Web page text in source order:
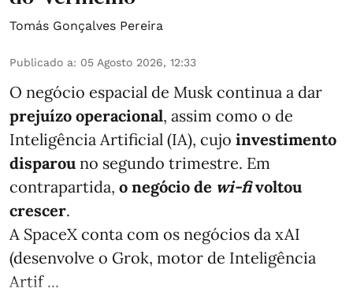
Tomás Gonçalves Pereira
Publicado a: 05 Agosto 2026, 12:33
O negócio espacial de Musk continua a dar
prejuízo operacional, assim como o de
Inteligência Artificial (IA), cujo investimento
disparou no segundo trimestre. Em
contrapartida, o negócio de wi-fivoltou
crescer.
A SpaceX conta com os negócios da xAI
(desenvolve o Grok, motor de Inteligência
Artif ...